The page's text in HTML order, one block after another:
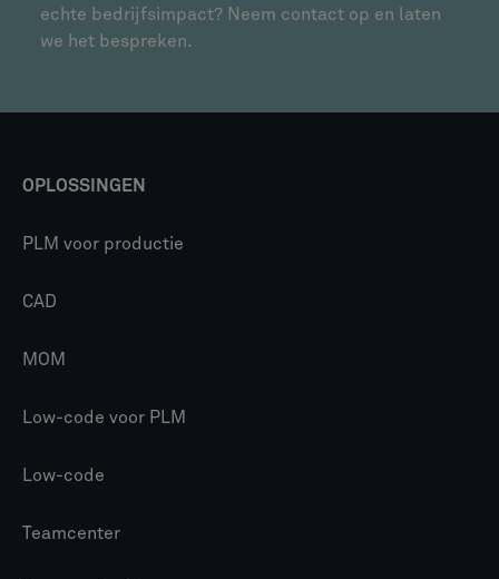
echte bedrijfsimpact? Neem contact op en laten
we het bespreken.
OPLOSSINGEN
PLM voor productie
CAD
MOM
Low-code voor PLM
Low-code
Teamcenter